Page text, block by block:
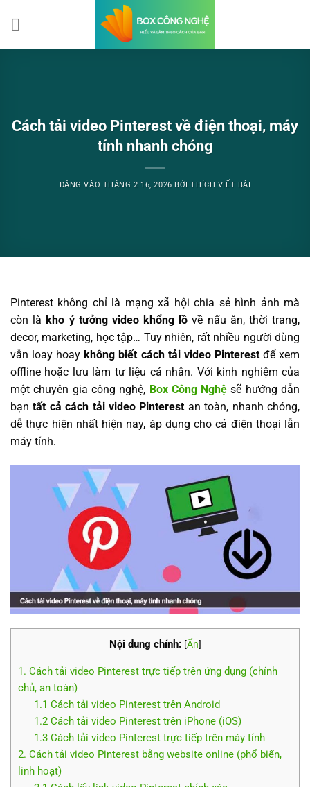
Cách tải video Pinterest về điện thoại, máy
tính nhanh chóng
ĐĂNG VÀO THÁNG 2 16, 2026 BỞITHÍCH VIẾT BÀI
Pinterest không chỉ là mạng xã hội chia sẻ hình ảnh mà
còn làkho ý tưởng video khổng lồ về nấu ăn, thời trang,
decor, marketing, học tập… Tuy nhiên, rất nhiều người dùng
vẫn loay hoaykhông biết cách tải video Pinterestđể xem
offline hoặc lưu làm tư liệu cá nhân. Với kinh nghiệm của
một chuyên gia công nghệ, Box Công Nghệ sẽ hướng dẫn
bạntất cả cách tải video Pinterest an toàn, nhanh chóng,
dễ thực hiện nhất hiện nay, áp dụng cho cả điện thoại lẫn
máy tính.
Nội dung chính: [Ẩn]
1. Cách tải video Pinterest trực tiếp trên ứng dụng (chính
chủ, an toàn)
1.1 Cách tải video Pinterest trên Android
1.2 Cách tải video Pinterest trên iPhone (iOS)
1.3 Cách tải video Pinterest trực tiếp trên máy tính
2. Cách tải video Pinterest bằng website online (phổ biến,
linh hoạt)